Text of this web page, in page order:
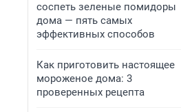
соспеть зеленые помидоры
дома — пять самых
эффективных способов
Как приготовить настоящее
мороженое дома: 3
проверенных рецепта